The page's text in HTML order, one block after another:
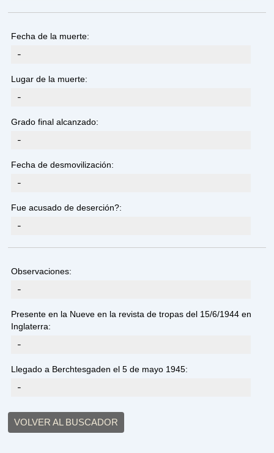
Fecha de la muerte:
-
Lugar de la muerte:
-
Grado final alcanzado:
-
Fecha de desmovilización:
-
Fue acusado de deserción?:
-
Observaciones:
-
Presente en la Nueve en la revista de tropas del 15/6/1944 en
Inglaterra:
-
Llegado a Berchtesgaden el 5 de mayo 1945:
-
VOLVER AL BUSCADOR